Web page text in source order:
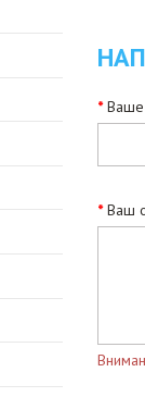
Ваше
Ваш